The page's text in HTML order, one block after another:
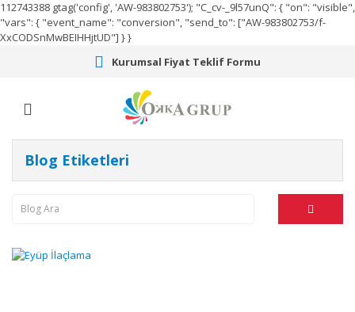
112743388 gtag('config', 'AW-983802753'); "C_cv-_9l57unQ": { "on": "visible",
"vars": { "event_name": "conversion", "send_to": ["AW-983802753/f-
XxCODSnMwBEIHHjtUD"] } }
Kurumsal Fiyat Teklif Formu
Blog Etiketleri